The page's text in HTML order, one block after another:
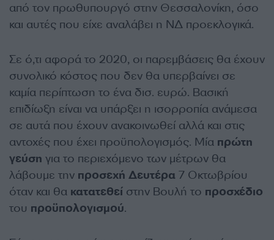
από τον πρωθυπουργό στην Θεσσαλονίκη, όσο
και αυτές που είχε αναλάβει η ΝΔ προεκλογικά.
Σε ό,τι αφορά το 2020, οι παρεμβάσεις θα έχουν
συνολικό κόστος που δεν θα υπερβαίνει σε
καμία περίπτωση το ένα δισ. ευρώ. Βασική
επιδίωξη είναι να υπάρξει η ισορροπία ανάμεσα
σε αυτά που έχουν ανακοινωθεί αλλά και στις
αντοχές που έχει προϋπολογισμός. Μία πρώτη
γεύση για το περιεχόμενο των μέτρων θα
λάβουμε την προσεχή Δευτέρα 7 Οκτωβρίου
όταν και θα κατατεθεί στην Βουλή το προσχέδιο
του προϋπολογισμού.